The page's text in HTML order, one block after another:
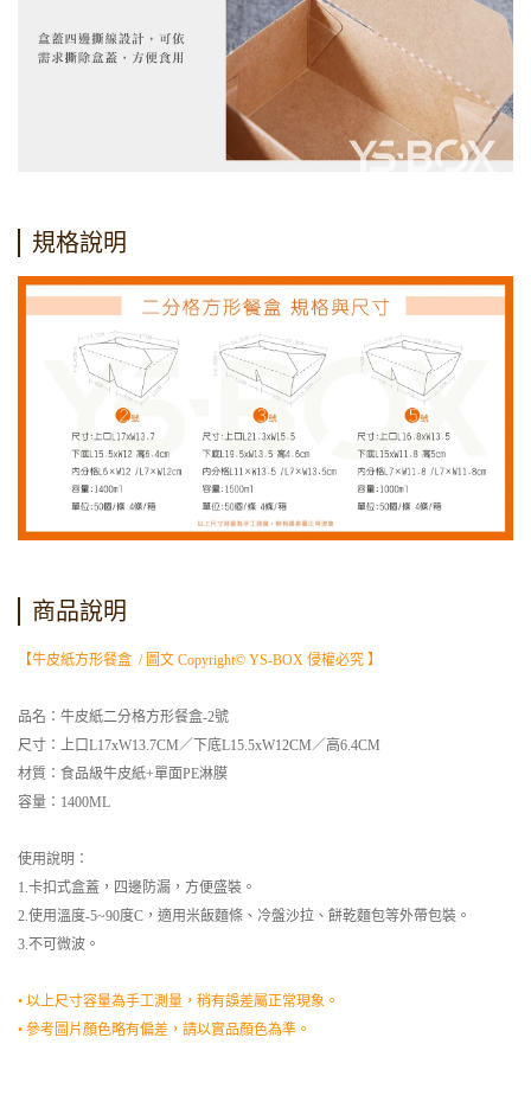
規格說明
商品說明
【牛皮紙方形餐盒 / 圖文 Copyright© YS-BOX 侵權必究 】
品名：牛皮紙二分格方形餐盒-2號
尺寸：上口L17xW13.7CM／下底L15.5xW12CM／高6.4CM
材質：食品級牛皮紙+單面PE淋膜
容量：1400ML
使用說明：
1.卡扣式盒蓋，四邊防漏，方便盛裝。
2.使用溫度-5~90度C，適用米飯麵條、冷盤沙拉、餅乾麵包等外帶包裝。
3.不可微波。
• 以上尺寸容量為手工測量，稍有誤差屬正常現象。
• 參考圖片顏色略有偏差，請以實品顏色為準。